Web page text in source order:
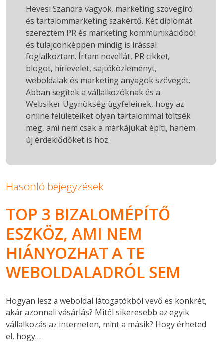
Hevesi Szandra vagyok, marketing szövegíró
és tartalommarketing szakértő. Két diplomát
szereztem PR és marketing kommunikációból
és tulajdonképpen mindig is írással
foglalkoztam. Írtam novellát, PR cikket,
blogot, hírlevelet, sajtóközleményt,
weboldalak és marketing anyagok szövegét.
Abban segítek a vállalkozóknak és a
Websiker Ügynökség ügyfeleinek, hogy az
online felületeiket olyan tartalommal töltsék
meg, ami nem csak a márkájukat építi, hanem
új érdeklődőket is hoz.
Hasonló bejegyzések
TOP 3 BIZALOMÉPÍTŐ
ESZKÖZ, AMI NEM
HIÁNYOZHAT A TE
WEBOLDALADRÓL SEM
Hogyan lesz a weboldal látogatókból vevő és konkrét,
akár azonnali vásárlás? Mitől sikeresebb az egyik
vállalkozás az interneten, mint a másik? Hogy érheted
el, hogy…